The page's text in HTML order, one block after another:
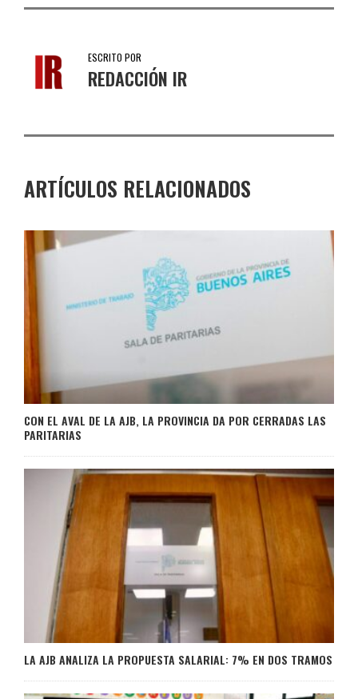
ESCRITO POR
REDACCIÓN IR
ARTÍCULOS RELACIONADOS
CON EL AVAL DE LA AJB, LA PROVINCIA DA POR CERRADAS LAS
PARITARIAS
LA AJB ANALIZA LA PROPUESTA SALARIAL: 7% EN DOS TRAMOS